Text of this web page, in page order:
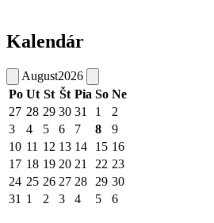
Kalendár
August2026
Po Ut St Št Pia So Ne
27 28 29 30 31 1
2
3
4 5 6 7 8
9
10 11 12 13 14 15 16
17 18 19 20 21 22 23
24 25 26 27 28 29 30
31 1 2 3 4 5 6